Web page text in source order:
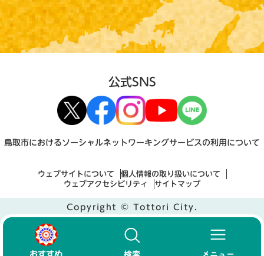
公式SNS
鳥取市におけるソーシャルネットワーキングサービスの利用について
ウェブサイトについて
個人情報の取り扱いについて
ウェブアクセシビリティ
サイトマップ
Copyright © Tottori City.